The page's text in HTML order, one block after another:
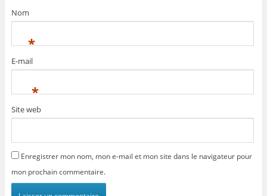
Nom
*
E-mail
*
Site web
Enregistrer mon nom, mon e-mail et mon site dans le navigateur pour
mon prochain commentaire.